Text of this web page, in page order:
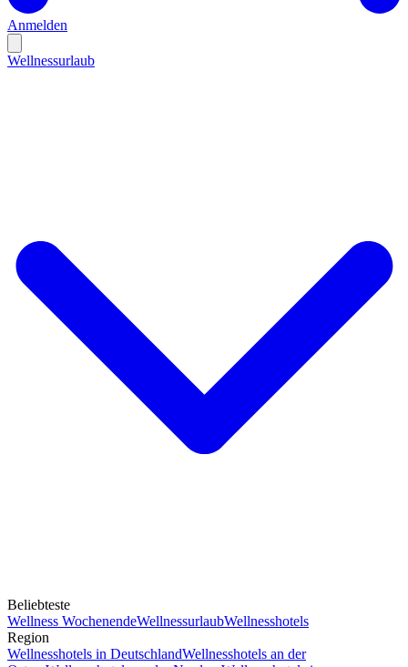
Anmelden
Wellnessurlaub
Beliebteste
Wellness WochenendeWellnessurlaubWellnesshotels
Region
Wellnesshotels in DeutschlandWellnesshotels an der